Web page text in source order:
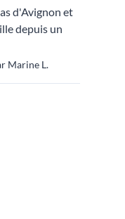
d'Avignon et
depuis un
Marine L.